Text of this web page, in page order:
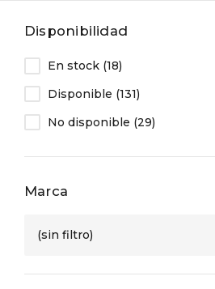
Disponibilidad
En stock (18)
Disponible (131)
No disponible (29)
Marca
(sin filtro)